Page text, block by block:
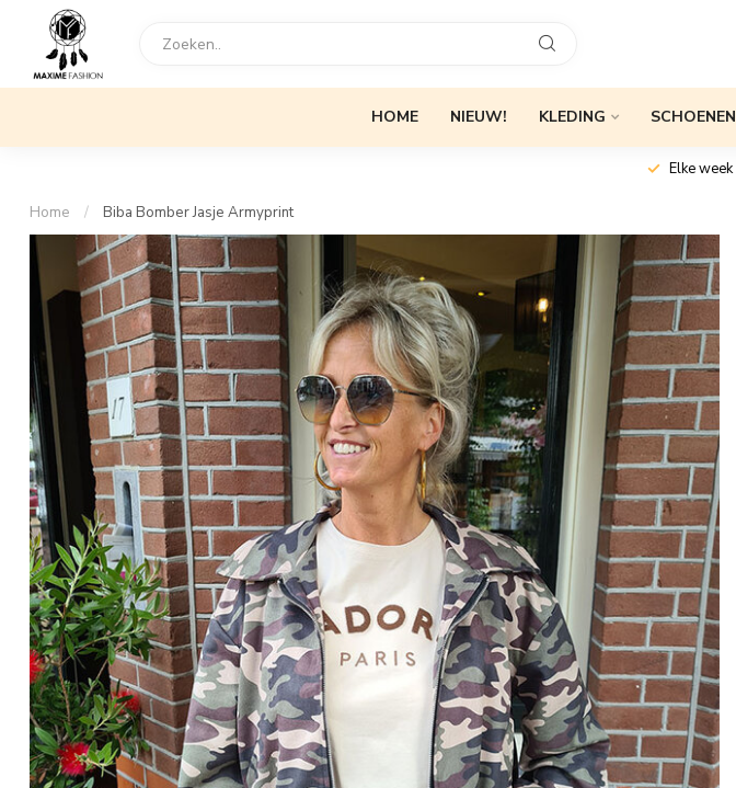
HOME NIEUW! KLEDING SCHOENEN
Elke week
Home / Biba Bomber Jasje Armyprint